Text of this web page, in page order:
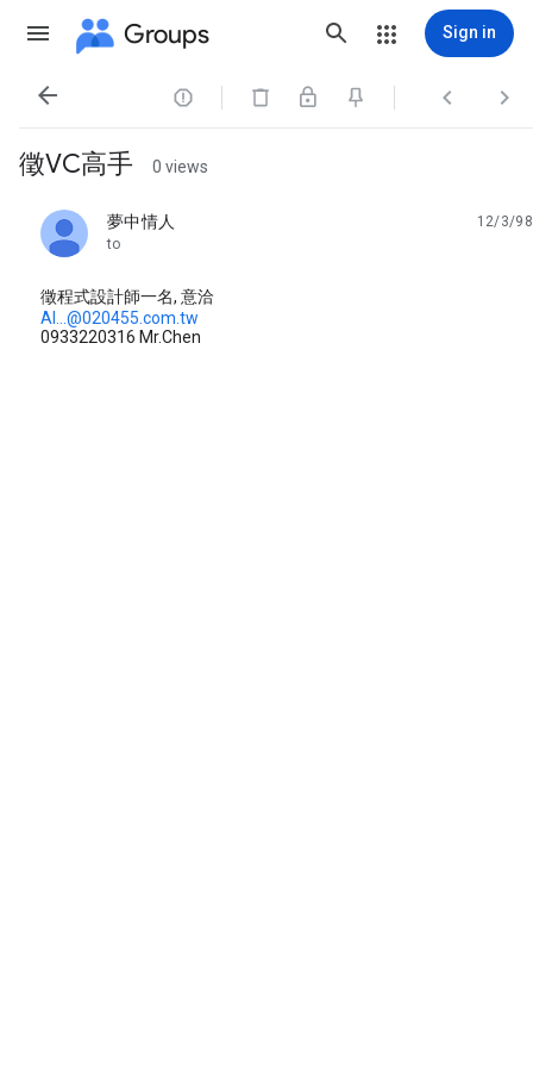
Groups Sign in
   
徵VC高手 0 views
夢中情人
unread,
12/3/98
to
徵程式設計師一名, 意洽
Al...@020455.com.tw
0933220316 Mr.Chen